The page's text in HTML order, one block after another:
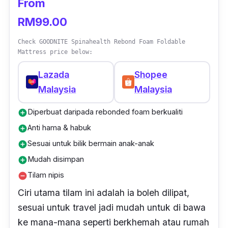
puas hati walaupun rasa macam keras, tapi
bila dah baring atas tu selesa je sebab tilam
jenis takde spring."
From
RM99.00
Check GOODNITE Spinahealth Rebond Foam Foldable
Mattress price below:
Lazada
Malaysia
Shopee
Malaysia
add_circleDiperbuat daripada rebonded foam berkualiti
add_circleAnti hama & habuk
add_circleSesuai untuk bilik bermain anak-anak
add_circleMudah disimpan
remove_circleTilam nipis
Ciri utama tilam ini adalah ia boleh dilipat,
sesuai untuk travel jadi mudah untuk di bawa
ke mana-mana seperti berkhemah atau rumah